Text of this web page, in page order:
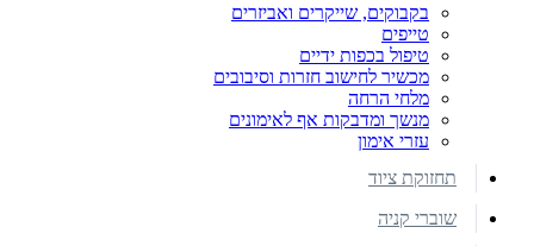
בקבוקים, שייקרים ואביזרים
טייפים
טיפול בכפות ידיים
מכשיר לחישוב חזרות וסיבובים
מלחי הרחה
מנשך ומדבקות אף לאימונים
עזרי אימון
תחזוקת ציוד
שוברי קניה